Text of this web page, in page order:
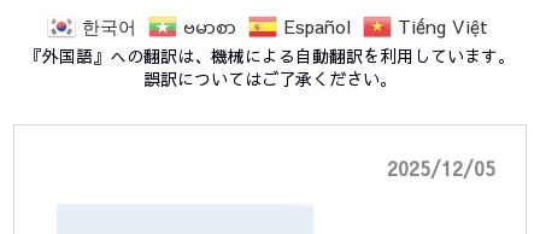
한국어
ဗမာစာ Español Tiếng Việt
『外国語』への翻訳は、機械による自動翻訳を利用しています。
誤訳についてはご了承ください。
Photoroom_20251115_165447-002
2025/12/05